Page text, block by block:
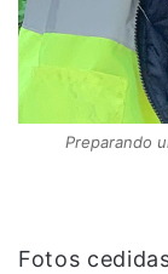
Preparando
Fotos